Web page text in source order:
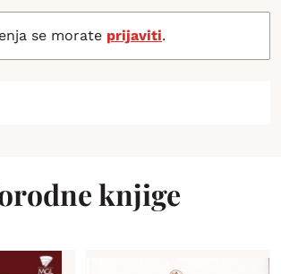
se morate prijaviti.
knjige